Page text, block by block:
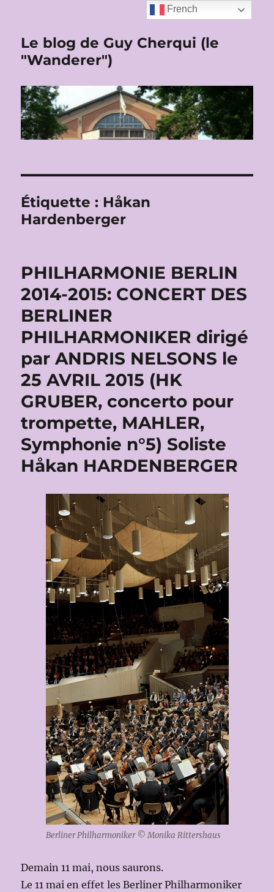
Le blog de Guy Cherqui (le
"Wanderer")
Étiquette : Håkan
Hardenberger
PHILHARMONIE BERLIN
2014-2015: CONCERT DES
BERLINER
PHILHARMONIKER dirigé
par ANDRIS NELSONS le
25 AVRIL 2015 (HK
GRUBER, concerto pour
trompette, MAHLER,
Symphonie n°5) Soliste
Håkan HARDENBERGER
Berliner Philharmoniker © Monika Rittershaus
Demain 11 mai, nous saurons.
Le 11 mai en effet les Berliner Philharmoniker
French